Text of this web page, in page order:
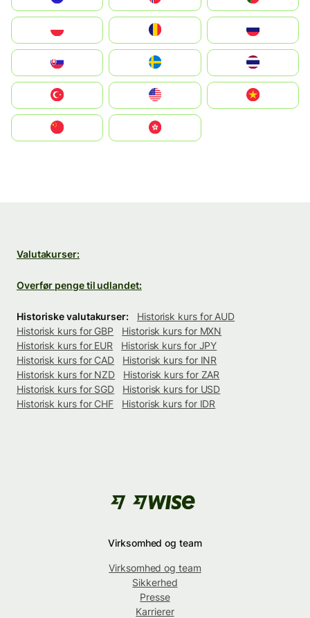
United States
中國香港特別行政區
Valutakurser:
Overfør penge til udlandet:
Historiske valutakurser:
Historisk kurs for AUD
Historisk kurs for GBP
Historisk kurs for MXN
Historisk kurs for EUR
Historisk kurs for JPY
Historisk kurs for CAD
Historisk kurs for INR
Historisk kurs for NZD
Historisk kurs for ZAR
Historisk kurs for SGD
Historisk kurs for USD
Historisk kurs for CHF
Historisk kurs for IDR
Virksomhed og team
Virksomhed og team
Sikkerhed
Presse
Karrierer